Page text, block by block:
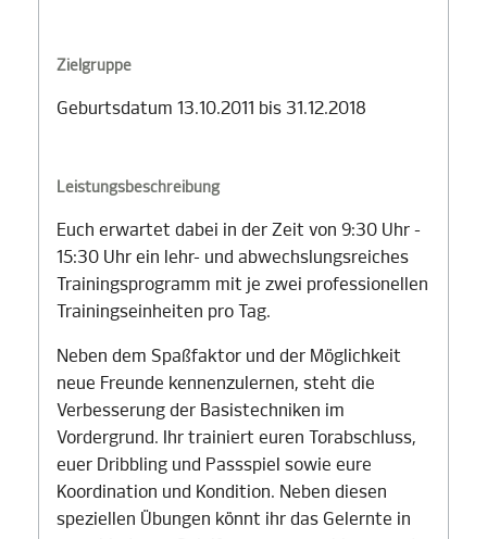
Zielgruppe
Geburtsdatum 13.10.2011 bis 31.12.2018
Leistungsbeschreibung
Euch erwartet dabei in der Zeit von 9:30 Uhr -
15:30 Uhr ein lehr- und abwechslungsreiches
Trainingsprogramm mit je zwei professionellen
Trainingseinheiten pro Tag.
Neben dem Spaßfaktor und der Möglichkeit
neue Freunde kennenzulernen, steht die
Verbesserung der Basistechniken im
Vordergrund. Ihr trainiert euren Torabschluss,
euer Dribbling und Passspiel sowie eure
Koordination und Kondition. Neben diesen
speziellen Übungen könnt ihr das Gelernte in